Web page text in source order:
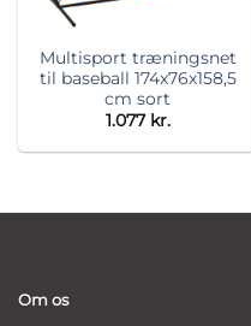
Multisport træningsnet
til baseball 174x76x158,5
cm sort
1.077 kr.
Om os